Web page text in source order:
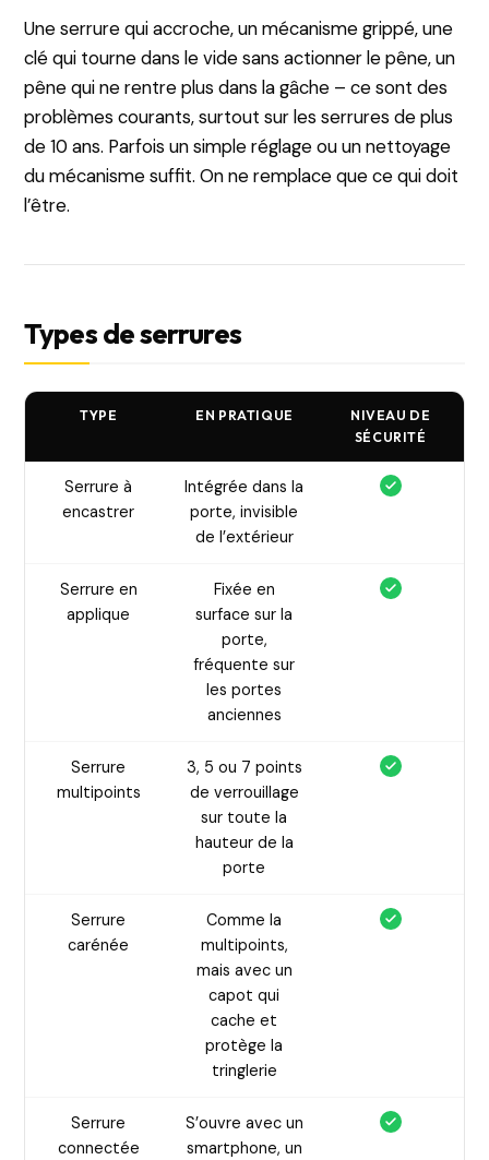
Une serrure qui accroche, un mécanisme grippé, une
clé qui tourne dans le vide sans actionner le pêne, un
pêne qui ne rentre plus dans la gâche – ce sont des
problèmes courants, surtout sur les serrures de plus
de 10 ans. Parfois un simple réglage ou un nettoyage
du mécanisme suffit. On ne remplace que ce qui doit
l’être.
Types de serrures
TYPE EN PRATIQUE
NIVEAU DE
SÉCURITÉ
Serrure à
encastrer
Intégrée dans la
porte, invisible
de l’extérieur
Serrure en
applique
Fixée en
surface sur la
porte,
fréquente sur
les portes
anciennes
Serrure
multipoints
3, 5 ou 7 points
de verrouillage
sur toute la
hauteur de la
porte
Serrure
carénée
Comme la
multipoints,
mais avec un
capot qui
cache et
protège la
tringlerie
Serrure
connectée
S’ouvre avec un
smartphone, un